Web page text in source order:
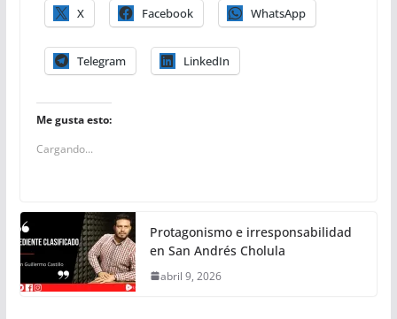
X Facebook WhatsApp
Telegram LinkedIn
Me gusta esto:
Cargando...
Protagonismo e irresponsabilidad
en San Andrés Cholula
abril 9, 2026